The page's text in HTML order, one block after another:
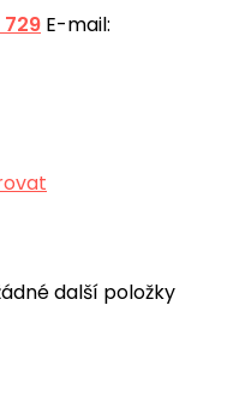
729 E-mail:
další položky